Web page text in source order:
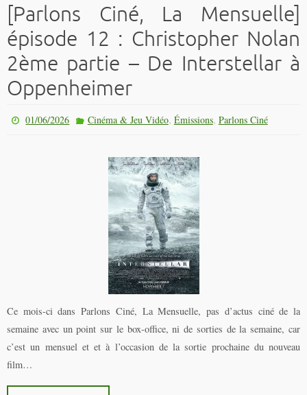
[Parlons Ciné, La Mensuelle]
épisode 12 : Christopher Nolan
2ème partie – De Interstellar à
Oppenheimer
01/06/2026 Cinéma & Jeu Vidéo, Émissions, Parlons Ciné
Ce mois-ci dans Parlons Ciné, La Mensuelle, pas d’actus ciné de la
semaine avec un point sur le box-office, ni de sorties de la semaine, car
c’est un mensuel et et à l’occasion de la sortie prochaine du nouveau
film…